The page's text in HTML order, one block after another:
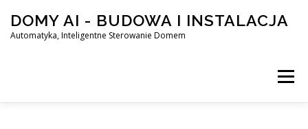
content
DOMY AI - BUDOWA I INSTALACJA
Automatyka, Inteligentne Sterowanie Domem
Menu